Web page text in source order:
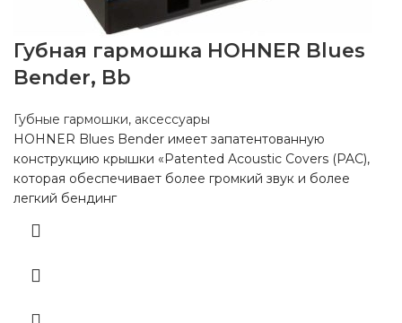
Губная гармошка HOHNER Blues
Bender, Bb
Губные гармошки, аксессуары
HOHNER Blues Bender имеет запатентованную
конструкцию крышки «Patented Acoustic Covers (PAC),
которая обеспечивает более громкий звук и более
легкий бендинг